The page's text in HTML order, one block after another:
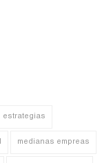
estrategias
medianas empreas